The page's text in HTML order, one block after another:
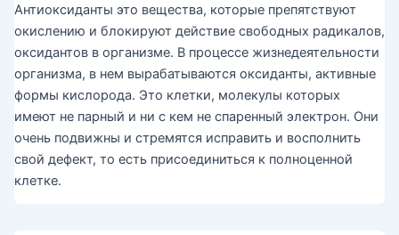
Антиоксиданты это вещества, которые препятствуют
окислению и блокируют действие свободных радикалов,
оксидантов в организме. В процессе жизнедеятельности
организма, в нем вырабатываются оксиданты, активные
формы кислорода. Это клетки, молекулы которых
имеют не парный и ни с кем не спаренный электрон. Они
очень подвижны и стремятся исправить и восполнить
свой дефект, то есть присоединиться к полноценной
клетке.